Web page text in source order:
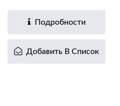
Подробности
Добавить В Список